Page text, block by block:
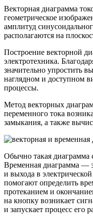
Векторная диаграмма
геометрическое
амплитуд
располагаются на
Построение векторной
электротехника.
значительно упростить
наглядном и доступном
процессы.
Метод векторных
переменного тока
замыкания, а также
Обычно такая диаграмма
Временная диаграмма —
и выхода в
помогают определить
протеканием и
на кнопку возникает
и запускает процесс его